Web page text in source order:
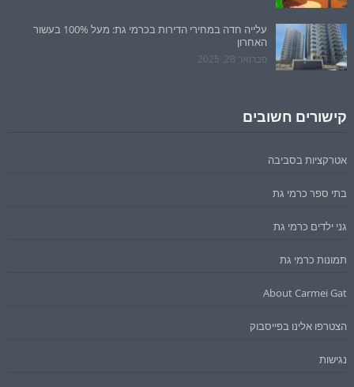
עלייה חדה במחירי הדירות בכרמי גת: מעל 100% בעשור
האחרון
פברואר 28, 2025
קישורים חשובים
אטרקציות בסביבה
בתי ספר כרמי גת
גני ילדים כרמי גת
תמונות כרמי גת
About Carmei Gat
הצטרפו אלינו בפייסבוק
נגישות